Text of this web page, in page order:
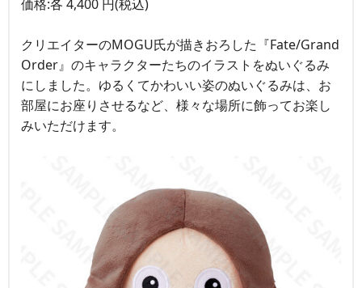
価格:各 4,400 円(税込)
クリエイターのMOGU氏が描きおろした『Fate/Grand
Order』のキャラクターたちのイラストをぬいぐるみ
にしました。ゆるくてかわいい姿のぬいぐるみは、お
部屋にお座りさせるなど、様々な場所に飾ってお楽し
みいただけます。